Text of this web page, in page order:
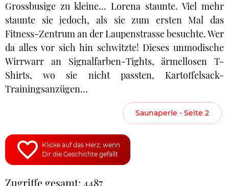
Grossbusige zu kleine… Lorena staunte. Viel mehr
staunte sie jedoch, als sie zum ersten Mal das
Fitness-Zentrum an der Laupenstrasse besuchte. Wer
da alles vor sich hin schwitzte! Dieses unmodische
Wirrwarr an Signalfarben-Tights, ärmellosen T-
Shirts, wo sie nicht passten, Kartoffelsack-
Trainingsanzügen…
Saunaperle - Seite 2
Klicke auf das Herz, wenn
Dir die Geschichte gefällt
Zugriffe gesamt: 4487